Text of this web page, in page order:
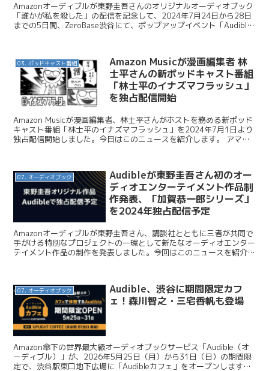
Amazonオーディブルが東野圭吾さんのオリジナルオーディオブック
「誰かが私を殺した」の配信を記念して、2024年7月24日から28日
までの5日間、ZeroBase渋谷にて、ポップアップイベント「Audible
03. ポッドキャスト番組
Amazon Musicが漫画編集者 林
士平さんの新ポッドキャスト番組
「林士平のイナズマフラッシュ」
を独占配信開始
Amazon Musicが漫画編集者、林士平さんがホストを務める新ポッド
キャスト番組「林士平のイナズマフラッシュ」を2024年7月1日より
独占配信開始しました。今日はこのニュースを紹介します。 アマゾ
07. オーディオブック
Audibleが東野圭吾さん初のオー
ディオエンターテイメント作品制
作発表、「加賀恭一郎シリーズ」
を2024年独占配信予定
Amazonオーディブルが東野圭吾さん、講談社とともに三者が共同で
手がける特別なプロジェクトの一環として新たなオーディオエンター
テイメント作品の制作を発表しました。今回はこのニュースを紹介し
07. オーディオブック
Audible、渋谷に期間限定カフ
ェ！森川智之・三宅香帆も登場
Amazon傘下の世界最大級オーディオブックサービス「Audible（オ
ーディブル）」が、2026年5月25日（月）から31日（日）の期間限
定で、渋谷駅東口地下広場に「Audibleカフェ」をオープンします。